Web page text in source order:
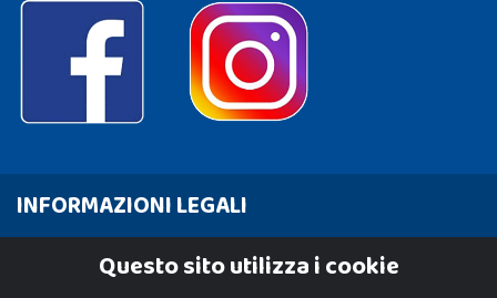
INFORMAZIONI LEGALI
Cookie PolicyQuesto sito utilizza i cookie